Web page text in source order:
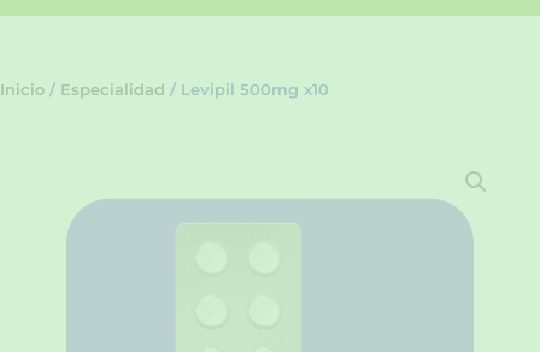
Inicio / Especialidad / Levipil 500mg x10